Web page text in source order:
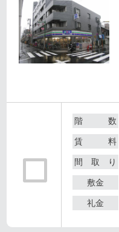
階 数
賃 料
間 取 り
敷金
礼金